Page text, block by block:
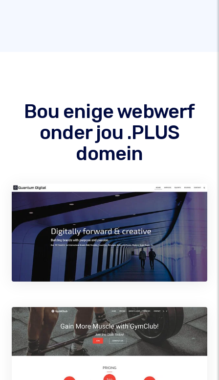
Bou enige webwerf
onder jou .PLUS
domein